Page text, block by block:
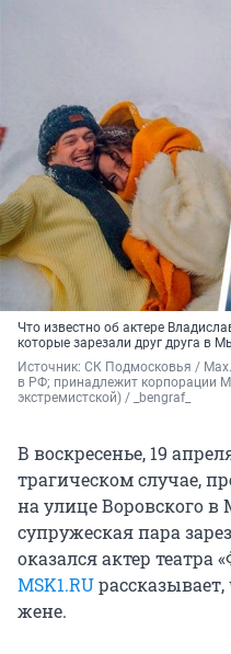
Что известно об актере
которые зарезали друг друга в
Источник: СК Подмосковья /
в РФ; принадлежит корпорации
экстремистской) / _bengraf_
В воскресенье, 19
трагическом случае,
на улице Воровского
супружеская пара
оказался актер театра
MSK1.RU
жене.